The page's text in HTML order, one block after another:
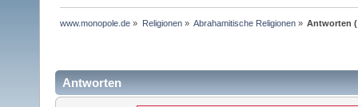
www.monopole.de » Religionen» Abrahamitische Religionen» Antworten
Antworten